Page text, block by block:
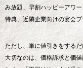
み放題、早割ハッピーアワ
特典、近隣企業向けの宴会
ただし、単に値引きをする
大切なのは、価格訴求と価